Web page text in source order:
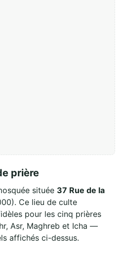
prière
située 37 Rue de la
Ce lieu de culte
pour les cinq prières
Asr, Maghreb et Icha —
affichés ci-dessus.